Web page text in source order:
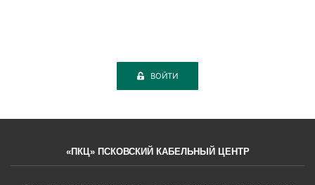
ВОЙТИ
«ПКЦ» ПСКОВСКИЙ КАБЕЛЬНЫЙ ЦЕНТР